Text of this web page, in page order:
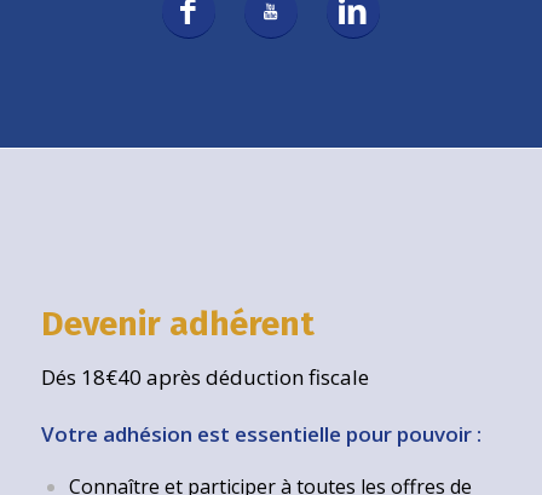
Devenir adhérent
Dés 18€40 après déduction fiscale
Votre adhésion est essentielle pour pouvoir :
Connaître et participer à toutes les offres de